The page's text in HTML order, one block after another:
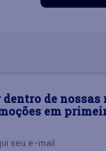
dentro de nossas
em